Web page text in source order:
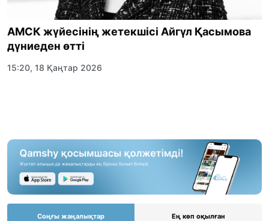
АМСК жүйесінің жетекшісі Айгүл Қасымова
дүниеден өтті
15:20, 18 Қаңтар 2026
Соңғы жаңалықтар Ең көп оқылған